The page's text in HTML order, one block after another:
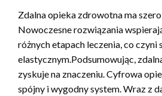
Zdalna opieka zdrowotna ma
Nowoczesne rozwiązania
różnych etapach leczenia, co czyni
elastycznym.Podsumowując,
zyskuje na znaczeniu. Cyfrowa
spójny i wygodny system. Wraz z